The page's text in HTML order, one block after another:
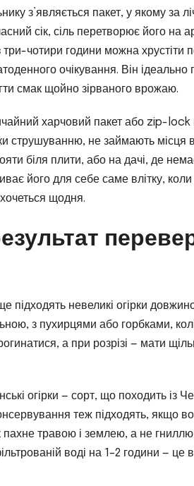
з’являється пакет, у якому за
сік, сіль перетворює його на
три-чотири години можна
очікування. Він
смак щойно зірваного врожаю.
харчовий пакет або zip-
струшуванню, не займають місця
біля плити, або на дачі, де
його для себе саме влітку, коли
хочеться щодня.
підходять невеликі огірки
з пухирцями або горбками,
а при розрізі — мати
огірки — сорт, що походить із
теж підходять, якщо
пахне травою і землею, а не
воді на 1–2 години — це